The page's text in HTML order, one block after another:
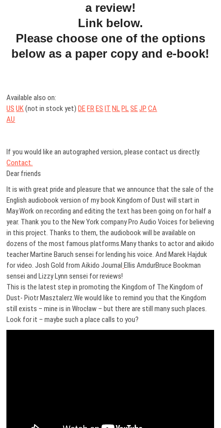
a review!
Link below.
Please choose one of the options
below as a paper copy and e-book!
Available also on:
US UK(not in stock yet)DEFRES IT NLPLSEJP CA
AU
If you would like an autographed version, please contact us directly.
Contact.
Dear friends
It is with great pride and pleasure that we announce that the sale of the
English audiobook version of my book Kingdom of Dust will start in
May.Work on recording and editing the text has been going on for half a
year. Thank you to the New York company Pro Audio Voices for believing
in this project. Thanks to them, the audiobook will be available on
dozens of the most famous platforms.Many thanks to actor and aikido
teacher Martine Baruch sensei for lending his voice. And Marek Hajduk
for video. Josh Gold from Aikido Journal Ellis AmdurBruce Bookman
sensei and Lizzy Lynn sensei for reviews!
This is the latest step in promoting the Kingdom of The Kingdom of
Dust- Piotr Masztalerz.We would like to remind you that the Kingdom
still exists – mine is in Wrocław – but there are still many such places.
Look for it – maybe such a place calls to you?